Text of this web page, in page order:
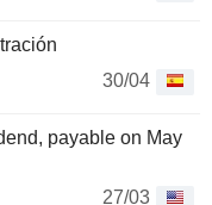
30/04
payable on May
27/03